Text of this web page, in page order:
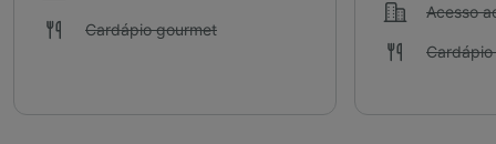
Cardápio gourmet
Acesso